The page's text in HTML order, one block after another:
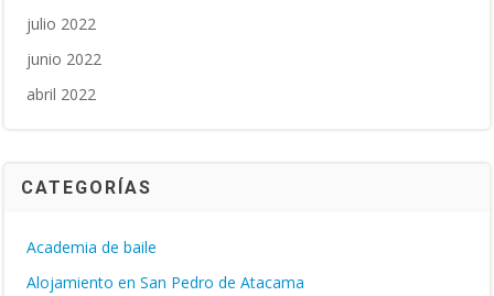
julio 2022
junio 2022
abril 2022
CATEGORÍAS
Academia de baile
Alojamiento en San Pedro de Atacama